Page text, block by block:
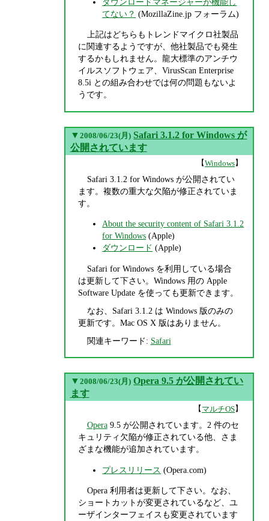
てない？ (MozillaZine.jp フォーラム)
上記はどちらもトレンドマイクロ社製品
に関連するようですが、他社製品でも発生
するかもしれません。龍大標準のアンチウ
イルスソフトウェア、VirusScan Enterprise
8.5i との組み合わせでは何の問題もないよ
うです。
▼ 2008/06/23(月) Safari 3.1.2 for Windows が
公開されています
【Windows】
Safari 3.1.2 for Windows が公開されてい
ます。複数の重大な欠陥が修正されていま
す。
About the security content of Safari 3.1.2
for Windows (Apple)
ダウンロード (Apple)
Safari for Windows を利用している場合
は更新して下さい。Windows 用の Apple
Software Update を使っても更新できます。
なお、Safari 3.1.2 は Windows 版のみの
更新です。Mac OS X 版はありません。
関連キーワード: Safari
▼ 2008/06/23(月) Opera 9.5 が公開されてい
ます
【 マルチOS】
Opera9.5 が公開されています。2 件のセ
キュリティ欠陥が修正されている他、さま
ざまな機能が追加されています。
プレスリリース (Opera.com)
Opera 利用者は更新して下さい。なお、
ショートカットが変更されているなど、ユ
ーザインターフェイスも変更されています